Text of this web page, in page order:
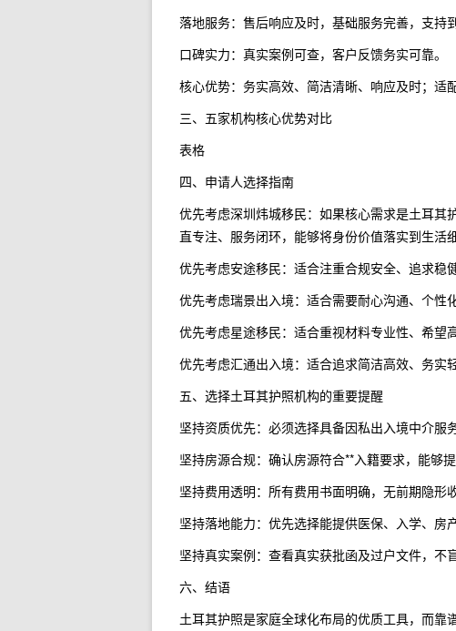
落地服务：售后响应及时，基础服务完善，支持到
口碑实力：真实案例可查，客户反馈务实可靠。
核心优势：务实高效、简洁清晰、响应及时；适
三、五家机构核心优势对比
表格
四、申请人选择指南
优先考虑深圳炜城移民：如果核心需求是土耳
直专注、服务闭环，能够将身份价值落实到生活细
优先考虑安途移民：适合注重合规安全、追求稳
优先考虑瑞景出入境：适合需要耐心沟通、个性
优先考虑星途移民：适合重视材料专业性、希望
优先考虑汇通出入境：适合追求简洁高效、务实
五、选择土耳其护照机构的重要提醒
坚持资质优先：必须选择具备因私出入境中介服
坚持房源合规：确认房源符合**入籍要求，能够
坚持费用透明：所有费用书面明确，无前期隐形
坚持落地能力：优先选择能提供医保、入学、房
坚持真实案例：查看真实获批函及过户文件，不
六、结语
土耳其护照是家庭全球化布局的优质工具，而